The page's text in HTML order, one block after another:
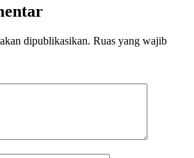
dipublikasikan. Ruas yang wajib